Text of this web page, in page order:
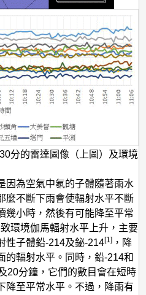
分的雷達圖像（上圖）及環境
因為空氣中氡的子體隨著雨水
麼不斷下雨會使輻射水平不斷
幾小時，然後有可能降至平常
環境伽馬輻射水平上升，主要
性子體鉛-214及鉍-214[1] ，降
的輻射水平。同時，鉛-214和
20分鐘，它們的數目會在短時
降至平常水平。不過，降雨有